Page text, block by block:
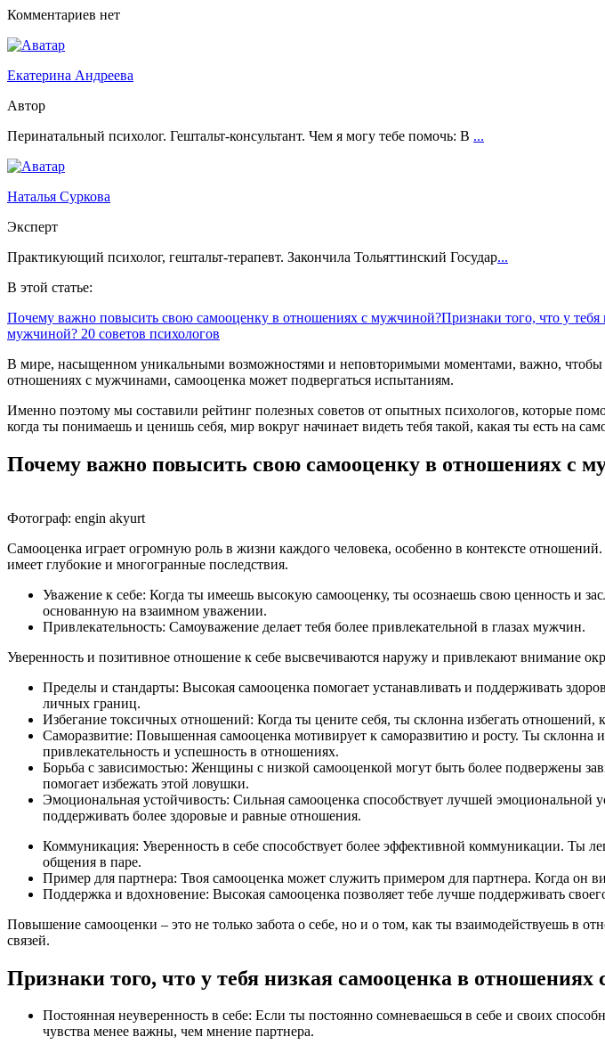
Комментариев нет
Екатерина Андреева
Автор
Перинатальный психолог. Гештальт-консультант. Чем я могу тебе помочь: В ...
Наталья Суркова
Эксперт
Практикующий психолог, гештальт-терапевт. Закончила Тольяттинский Государ...
В этой статье:
Почему важно повысить свою самооценку в отношениях с мужчиной?Признаки того, что у
мужчиной? 20 советов психологов
В мире, насыщенном уникальными возможностями и неповторимыми моментами, важно, чтобы
отношениях с мужчинами, самооценка может подвергаться испытаниям.
Именно поэтому мы составили рейтинг полезных советов от опытных психологов, которые
когда ты понимаешь и ценишь себя, мир вокруг начинает видеть тебя такой, какая ты есть на
Почему важно повысить свою самооценку в отношениях с
Фотограф: engin akyurt
Самооценка играет огромную роль в жизни каждого человека, особенно в контексте
имеет глубокие и многогранные последствия.
Уважение к себе: Когда ты имеешь высокую самооценку, ты осознаешь свою ценность и
основанную на взаимном уважении.
Привлекательность: Самоуважение делает тебя более привлекательной в глазах мужчин.
Уверенность и позитивное отношение к себе высвечиваются наружу и привлекают внимание
Пределы и стандарты: Высокая самооценка помогает устанавливать и поддерживать
личных границ.
Избегание токсичных отношений: Когда ты цените себя, ты склонна избегать
Саморазвитие: Повышенная самооценка мотивирует к саморазвитию и росту. Ты склонна
привлекательность и успешность в отношениях.
Борьба с зависимостью: Женщины с низкой самооценкой могут быть более
помогает избежать этой ловушки.
Эмоциональная устойчивость: Сильная самооценка способствует лучшей
поддерживать более здоровые и равные отношения.
Коммуникация: Уверенность в себе способствует более эффективной коммуникации. Ты
общения в паре.
Пример для партнера: Твоя самооценка может служить примером для партнера. Когда он
Поддержка и вдохновение: Высокая самооценка позволяет тебе лучше поддерживать
Повышение самооценки – это не только забота о себе, но и о том, как ты взаимодействуешь в
связей.
Признаки того, что у тебя низкая самооценка в
Постоянная неуверенность в себе: Если ты постоянно сомневаешься в себе и своих
чувства менее важны, чем мнение партнера.